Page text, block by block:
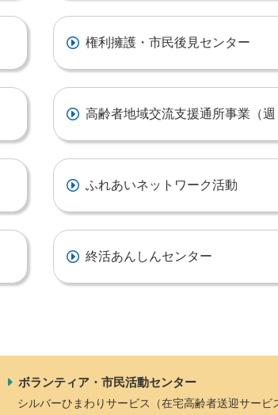
権利擁護・市民後見センター
高齢者地域交流支援通所事業（週
ふれあいネットワーク活動
終活あんしんセンター
ボランティア・市民活動センター
シルバーひまわりサービス（在宅高齢者送迎サービ